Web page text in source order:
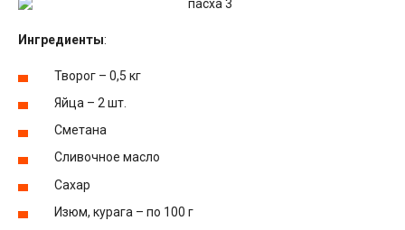
Ингредиенты:
Творог – 0,5 кг
Яйца – 2 шт.
Сметана
Сливочное масло
Сахар
Изюм, курага – по 100 г